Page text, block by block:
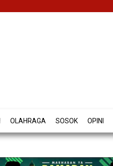
OLAHRAGA SOSOK OPINI